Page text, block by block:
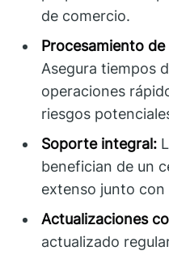
de comercio.
Procesamiento
Asegura tiempos
operaciones
riesgos
Soporte integral:
benefician de un
extenso junto
Actualizaciones
actualizado